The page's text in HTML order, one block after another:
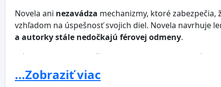
Novela ani nezavádza mechanizmy, ktoré
vzhľadom na úspešnosť svojich diel. Novela navrhuje
a autorky stále nedočkajú férovej odmeny.
Návrh okrem toho
poškodzuje
autorov a odoberá im
ktoré doteraz mali. Ďalší tvorcovia tak budú musieť
kultúry a tým aj Slovenska je
...Zobraziť viac